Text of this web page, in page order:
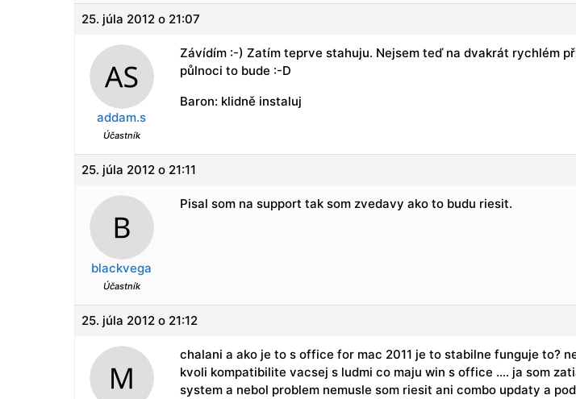
25. júla 2012 o 21:07
addam.s
Účastník
Závídím :-) Zatím teprve stahuju. Nejsem teď na dvakrát rychlém
půlnoci to bude :-D
Baron: klidně instaluj
25. júla 2012 o 21:11
blackvega
Účastník
Pisal som na support tak som zvedavy ako to budu riesit.
25. júla 2012 o 21:12
chalani a ako je to s office for mac 2011 je to stabilne funguje to?
kvoli kompatibilite vacsej s ludmi co maju win s office …. ja som
system a nebol problem nemusle som riesit ani combo updaty a